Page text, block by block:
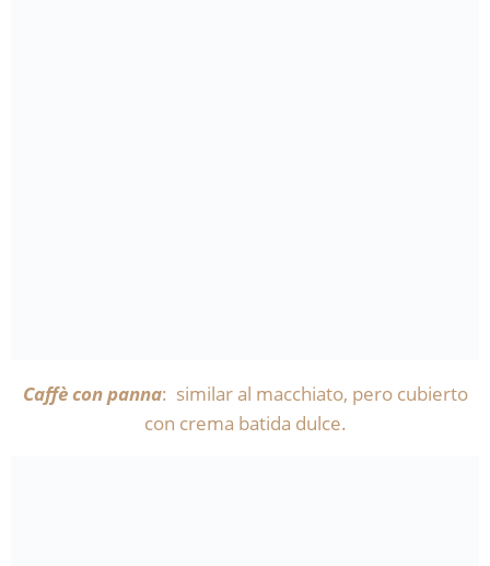
Caffè con panna: similar al macchiato, pero cubierto
con crema batida dulce.